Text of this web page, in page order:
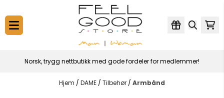
Norsk, trygg nettbutikk med gode fordeler for medlemmer!
Hjem / DAME / Tilbehør / Armbånd